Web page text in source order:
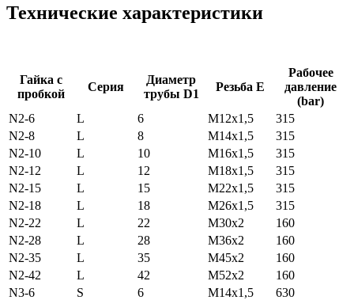
Технические характеристики
Гайка с
пробкой
Серия
Диаметр
трубы D1
Резьба E
Рабочее
давление
(bar)
N2-6
L 6 M12x1,5
315
N2-8
L 8 M14x1,5
315
N2-10
L 10 M16x1,5
315
N2-12
L 12 M18x1,5
315
N2-15
L 15 M22x1,5
315
N2-18
L 18 M26x1,5
315
N2-22
L 22 M30x2
160
N2-28
L 28 M36x2
160
N2-35
L 35 M45x2
160
N2-42
L 42 M52x2
160
N3-6
S 6 M14x1,5
630